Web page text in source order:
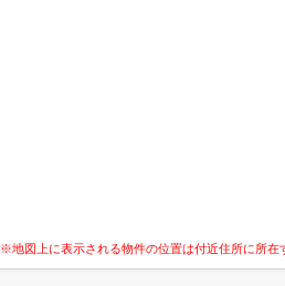
※地図上に表示される物件の位置は付近住所に所在